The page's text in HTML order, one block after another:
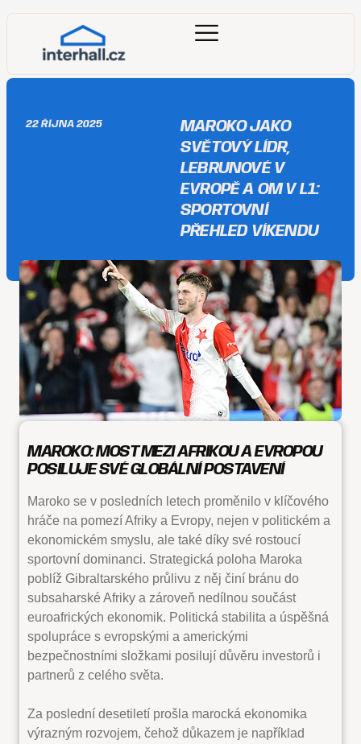
22 ŘÍJNA 2025
MAROKO JAKO
SVĚTOVÝ LÍDR,
LEBRUNOVÉ V
EVROPĚ A OM V L1:
SPORTOVNÍ
PŘEHLED VÍKENDU
MAROKO: MOST MEZI AFRIKOU A EVROPOU
POSILUJE SVÉ GLOBÁLNÍ POSTAVENÍ
Maroko se v posledních letech proměnilo v klíčového
hráče na pomezí Afriky a Evropy, nejen v politickém a
ekonomickém smyslu, ale také díky své rostoucí
sportovní dominanci. Strategická poloha Maroka
poblíž Gibraltarského průlivu z něj činí bránu do
subsaharské Afriky a zároveň nedílnou součást
euroafrických ekonomik. Politická stabilita a úspěšná
spolupráce s evropskými a americkými
bezpečnostními složkami posilují důvěru investorů i
partnerů z celého světa.
Za poslední desetiletí prošla marocká ekonomika
výrazným rozvojem, čehož důkazem je například